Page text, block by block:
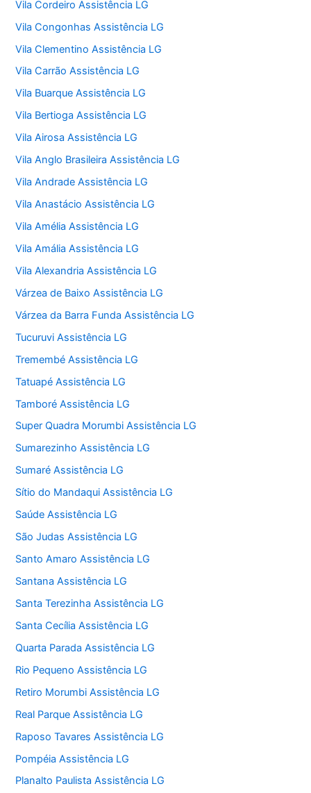
Vila Cordeiro Assistência LG
Vila Congonhas Assistência LG
Vila Clementino Assistência LG
Vila Carrão Assistência LG
Vila Buarque Assistência LG
Vila Bertioga Assistência LG
Vila Airosa Assistência LG
Vila Anglo Brasileira Assistência LG
Vila Andrade Assistência LG
Vila Anastácio Assistência LG
Vila Amélia Assistência LG
Vila Amália Assistência LG
Vila Alexandria Assistência LG
Várzea de Baixo Assistência LG
Várzea da Barra Funda Assistência LG
Tucuruvi Assistência LG
Tremembé Assistência LG
Tatuapé Assistência LG
Tamboré Assistência LG
Super Quadra Morumbi Assistência LG
Sumarezinho Assistência LG
Sumaré Assistência LG
Sítio do Mandaqui Assistência LG
Saúde Assistência LG
São Judas Assistência LG
Santo Amaro Assistência LG
Santana Assistência LG
Santa Terezinha Assistência LG
Santa Cecília Assistência LG
Quarta Parada Assistência LG
Rio Pequeno Assistência LG
Retiro Morumbi Assistência LG
Real Parque Assistência LG
Raposo Tavares Assistência LG
Pompéia Assistência LG
Planalto Paulista Assistência LG